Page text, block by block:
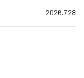
2026.7.28